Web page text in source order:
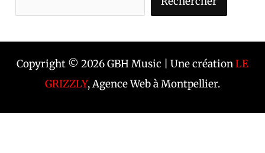
Copyright © 2026 GBH Music | Une créationLE
GRIZZLY, Agence Web à Montpellier.